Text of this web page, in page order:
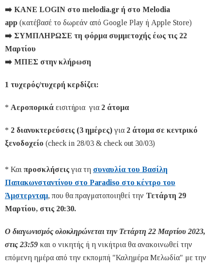
➡️ ΚΑΝΕ LOGIN στο melodia.gr ή στο Melodia
app (κατέβασέ το δωρεάν από Google Play ή Apple Store)
➡️ ΣΥΜΠΛΗΡΩΣΕ τη φόρμα συμμετοχής έως τις 22
Μαρτίου
➡️ ΜΠΕΣ στην κλήρωση
1 τυχερός/τυχερή κερδίζει:
* Αεροπορικά εισιτήρια για 2 άτομα
* 2 διανυκτερεύσεις (3 ημέρες) για 2 άτομα σε κεντρικό
ξενοδοχείο (check in 28/03 & check out 30/03)
* Και προσκλήσεις για τη συναυλία του Βασίλη
Παπακωνσταντίνου στο Paradiso στο κέντρο του
Άμστερνταμ, που θα πραγματοποιηθεί την Τετάρτη 29
Μαρτίου, στις 20:30.
Ο διαγωνισμός ολοκληρώνεται την Τετάρτη 22 Μαρτίου 2023,
στις 23:59 και ο νικητής ή η νικήτρια θα ανακοινωθεί την
επόμενη ημέρα από την εκπομπή "Καλημέρα Μελωδία" με την